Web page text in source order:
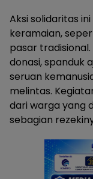
Aksi solidaritas
keramaian,
pasar
donasi, spanduk
seruan
melintas.
dari warga yang
sebagian